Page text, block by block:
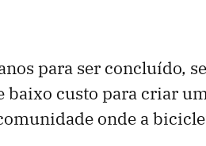
para ser concluído,
baixo custo para criar
onde a